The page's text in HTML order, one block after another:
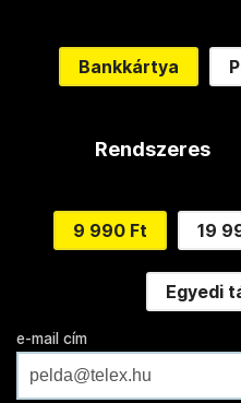
Bankkártya
Rendszeres
9 990 Ft 19
Egyedi
e-mail cím